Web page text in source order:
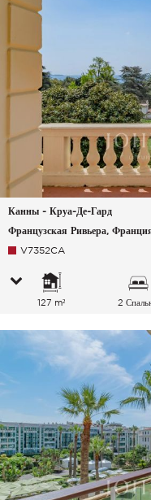
Канны - Круа-Де-Гард
Французская Ривьера,
V7352CA
127 m² 2